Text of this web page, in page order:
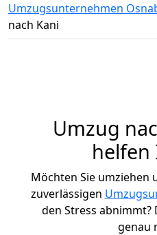
Umzugsunternehmen
nach Kani
Umzug
helfen
Möchten Sie umziehen
zuverlässigen
den Stress abnimmt?
genau